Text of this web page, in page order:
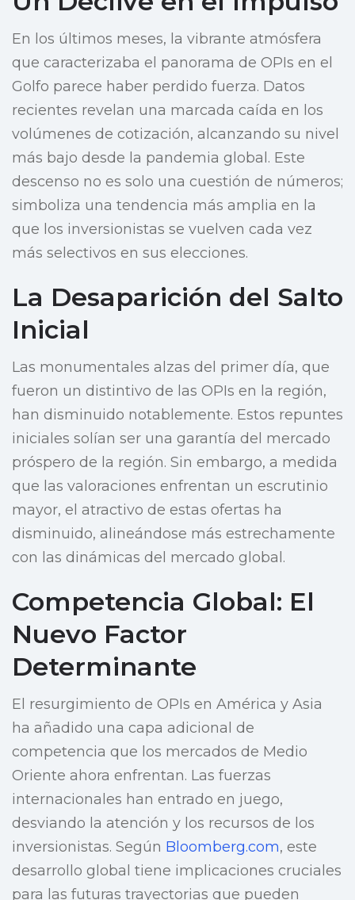
En los últimos meses, la vibrante atmósfera
que caracterizaba el panorama de OPIs en el
Golfo parece haber perdido fuerza. Datos
recientes revelan una marcada caída en los
volúmenes de cotización, alcanzando su nivel
más bajo desde la pandemia global. Este
descenso no es solo una cuestión de números;
simboliza una tendencia más amplia en la
que los inversionistas se vuelven cada vez
más selectivos en sus elecciones.
La Desaparición del Salto
Inicial
Las monumentales alzas del primer día, que
fueron un distintivo de las OPIs en la región,
han disminuido notablemente. Estos repuntes
iniciales solían ser una garantía del mercado
próspero de la región. Sin embargo, a medida
que las valoraciones enfrentan un escrutinio
mayor, el atractivo de estas ofertas ha
disminuido, alineándose más estrechamente
con las dinámicas del mercado global.
Competencia Global: El
Nuevo Factor
Determinante
El resurgimiento de OPIs en América y Asia
ha añadido una capa adicional de
competencia que los mercados de Medio
Oriente ahora enfrentan. Las fuerzas
internacionales han entrado en juego,
desviando la atención y los recursos de los
inversionistas. Según Bloomberg.com, este
desarrollo global tiene implicaciones cruciales
para las futuras trayectorias que pueden